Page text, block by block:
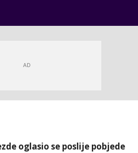
oglasio se poslije pobjede